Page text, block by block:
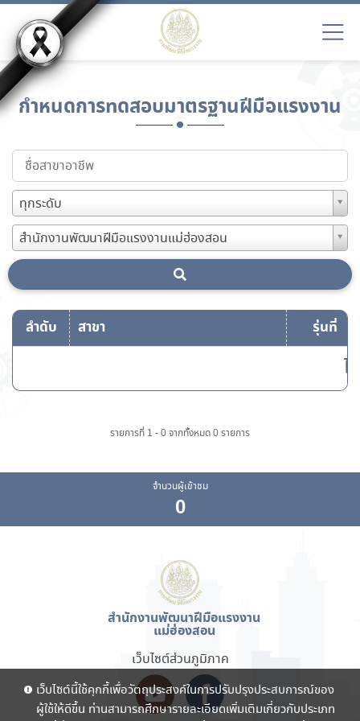
กำหนดการทดสอบมาตรฐานฝีมือแรงงาน
ทุกระดับ
สำนักงานพัฒนาฝีมือแรงงานแม่ฮ่องสอน
ลำดับ สาขา รุ่นที่
ไ
รายการที่ 1 - 0 จากทั้งหมด 0 รายการ
จำนวนผู้เข้าชม
0
สำนักงานพัฒนาฝีมือแรงงาน
แม่ฮ่องสอน
เว็บไซต์ส่วนภูมิภาค
เว็บไซต์นี้ใช้คุกกี้เพื่อวัตถุประสงค์ในการปรับปรุงประสบการณ์ของ
ผู้ใช้ให้ดีขึ้น ท่านสามารถศึกษารายละเอียดเพิ่มเติมเกี่ยวกับประเภท